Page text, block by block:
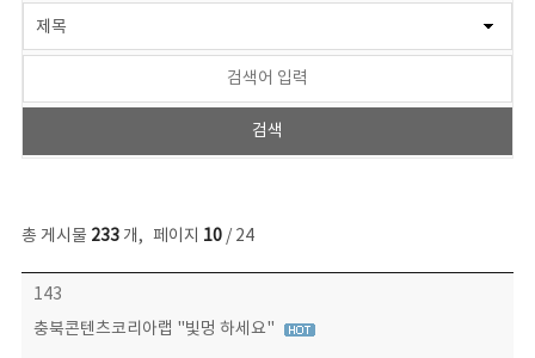
총 게시물 233개, 페이지 10/ 24
보도자료 목록 - 번호, 제목, 작성자, 파일, 조회수, 작성일 정보 제공
143
충북콘텐츠코리아랩 "빛멍 하세요"